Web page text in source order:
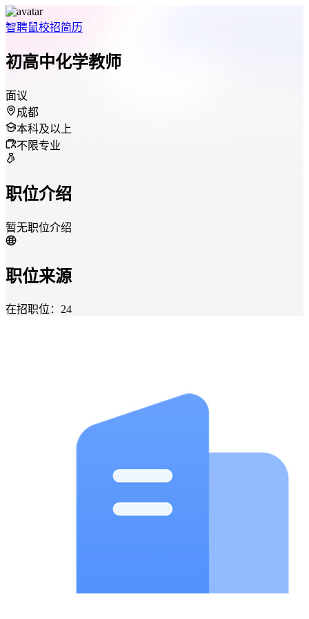
智聘鼠校招简历
初高中化学教师
面议
成都
本科及以上
不限专业
职位介绍
暂无职位介绍
职位来源
在招职位：24